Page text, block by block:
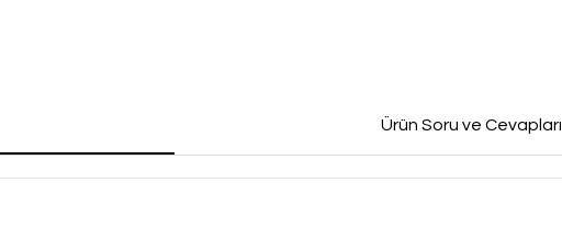
Ürün Soru ve Cevapları